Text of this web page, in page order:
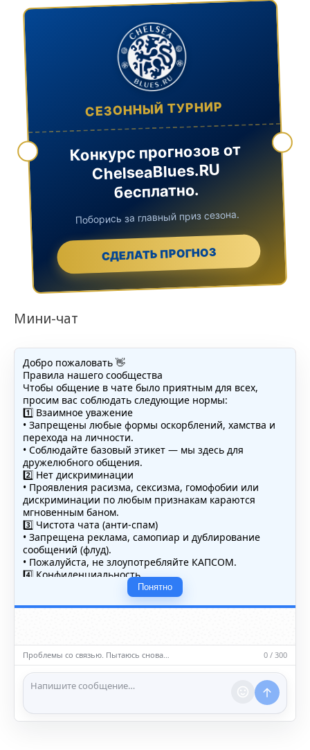
СЕЗОННЫЙ ТУРНИР
Конкурс прогнозов от
ChelseaBlues.RU
бесплатно.
Поборись за главный приз сезона.
СДЕЛАТЬ ПРОГНОЗ
Мини-чат
Добро пожаловать 👋
Правила нашего сообщества
Чтобы общение в чате было приятным для всех,
просим вас соблюдать следующие нормы:
1️⃣ Взаимное уважение
• Запрещены любые формы оскорблений, хамства и
перехода на личности.
• Соблюдайте базовый этикет — мы здесь для
дружелюбного общения.
2️⃣ Нет дискриминации
• Проявления расизма, сексизма, гомофобии или
дискриминации по любым признакам караются
мгновенным баном.
3️⃣ Чистота чата (анти-спам)
• Запрещена реклама, самопиар и дублирование
сообщений (флуд).
• Пожалуйста, не злоупотребляйте КАПСОМ.
4️⃣ Конфиденциальность
• Не публикуйте личные данные — свои или чужие
(телефоны, адреса, документы).
5️⃣ Уместность контента
насилию.
ℹ️ Модераторы и администраторы вправе удалять
сообщения и ограничивать доступ к чату при
нарушении правил.
Понятно
Проблемы со связью. Пытаюсь снова… 0 / 300